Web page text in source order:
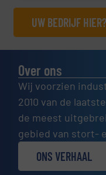
UW BEDRIJF HIER?
Over ons
Wij voorzien
2010 van de
de meest
gebied van stort-
ONS VERHAAL